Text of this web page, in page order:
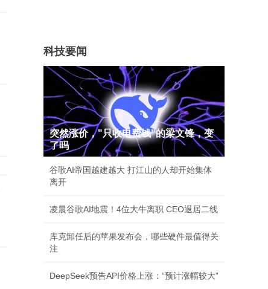
科技要闻
突然涨价，"只收电费钱"的梁文锋，变
了吗
谷歌AI帝国越建越大 打江山的人却开始集体
离开
凌晨谷歌AI地震！4位大牛离职 CEO退居二线
库克卸任后的苹果发布会，哪些硬件最值得关
注
DeepSeek预告API价格上涨：“预计涨幅较大”